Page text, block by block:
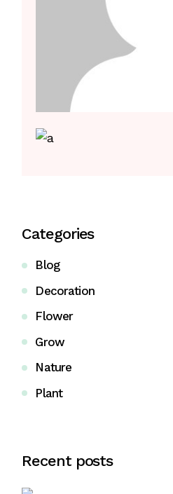
Categories
Blog
Decoration
Flower
Grow
Nature
Plant
Recent posts